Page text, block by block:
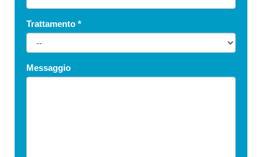
Trattamento *
Messaggio